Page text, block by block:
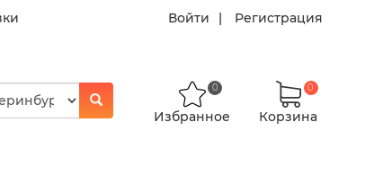
Войти Регистрация
Избранное
0
Корзина
0